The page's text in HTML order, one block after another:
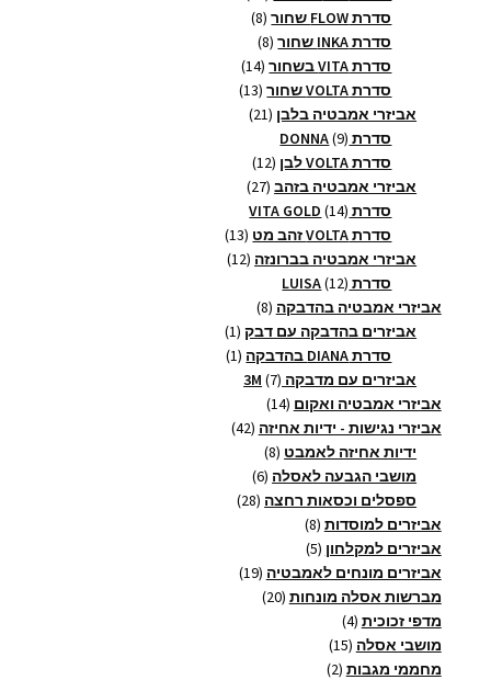
מוצרים
סדרת FLOW שחור 8
8
סדרת INKA שחור 8
8
מוצרים
סדרת VITA בשחור 14
14
מוצרים
סדרת VOLTA שחור 13
13
אביזרי אמבטיה בלבן 21
21
סדרת DONNA 9
9
מוצרים סדרת VOLTA לבן 12
12
מוצרים
אביזרי אמבטיה בזהב 27
27
מוצרים
סדרת VITA GOLD 14
14
מוצרים סדרת VOLTA זהב מט 13
13
מוצרים
אביזרי אמבטיה בברונזה 12
12
סדרת LUISA 12
12
מוצרים
אביזרי אמבטיה בהדבקה 8
8
מוצריםאביזרים בהדבקה עם דבק 1מוצר
1
סדרת DIANA בהדבקה 1מוצר
אביזרים עם מדבקה 3M 7
7
מוצרים
אביזרי אמבטיה ואקום 14
14
מוצריםאביזרי נגישות - ידיות אחיזה 42
42
ידיות אחיזה לאמבט 8
8
מוצרים מושבי הגבעה לאסלה 6
6
מוצרים ספסלים וכסאות רחצה 28
28
אביזרים למוסדות 8
8
מוצרים
אביזרים למקלחון 5
5
מוצרים
אביזרים מונחים לאמבטיה 19
19
מברשות אסלה מונחות 20
20
מדפי זכוכית 4
4
מוצרים מושבי אסלה 15
15
מוצרים
מחממי מגבות 2
2